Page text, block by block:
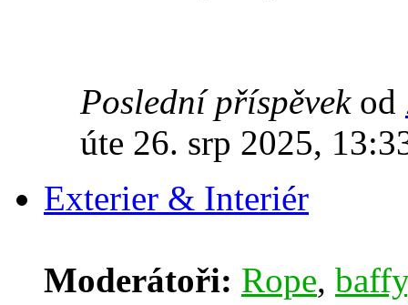
Poslední příspěvekod
úte 26. srp 2025,
Exterier & Interiér
Moderátoři: Rope, baffy